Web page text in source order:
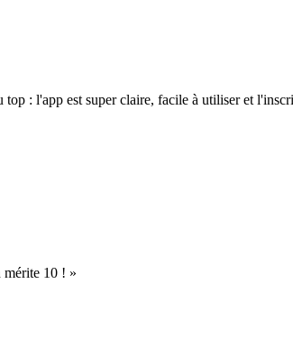
: l'app est super claire, facile à utiliser et
mérite 10 ! »